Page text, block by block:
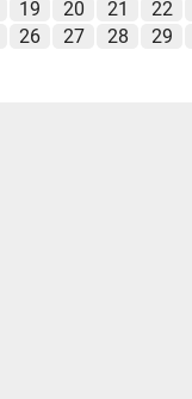
19 20 21
22
26 27 28
29